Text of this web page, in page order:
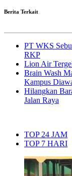
Berita Terkait
PT WKS
RKP
Lion Air
Brain Wash
Kampus
Hilangkan
Jalan Raya
TOP 24 JAM
TOP 7 HARI